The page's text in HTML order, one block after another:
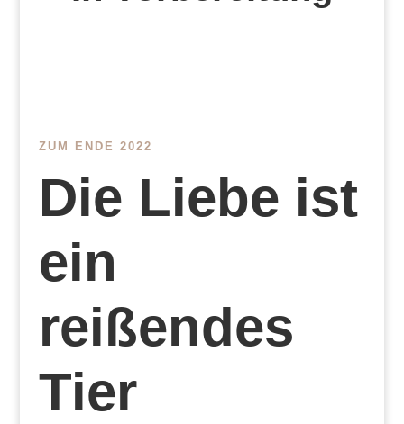
ZUM ENDE 2022
Die Liebe ist
ein
reißendes
Tier